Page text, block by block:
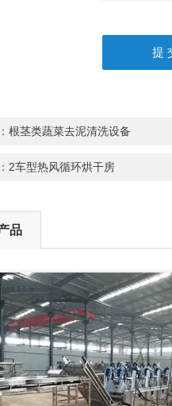
根茎类蔬菜去泥清洗设备
2车型热风循环烘干房
品